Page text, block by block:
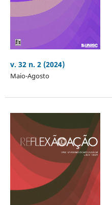
v. 32 n. 2 (2024)
Maio-Agosto